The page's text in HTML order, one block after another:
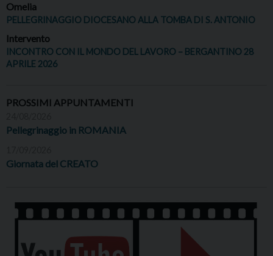
Omelia
PELLEGRINAGGIO DIOCESANO ALLA TOMBA DI S. ANTONIO
Intervento
INCONTRO CON IL MONDO DEL LAVORO – BERGANTINO 28
APRILE 2026
PROSSIMI APPUNTAMENTI
Pellegrinaggio in ROMANIA
Giornata del CREATO